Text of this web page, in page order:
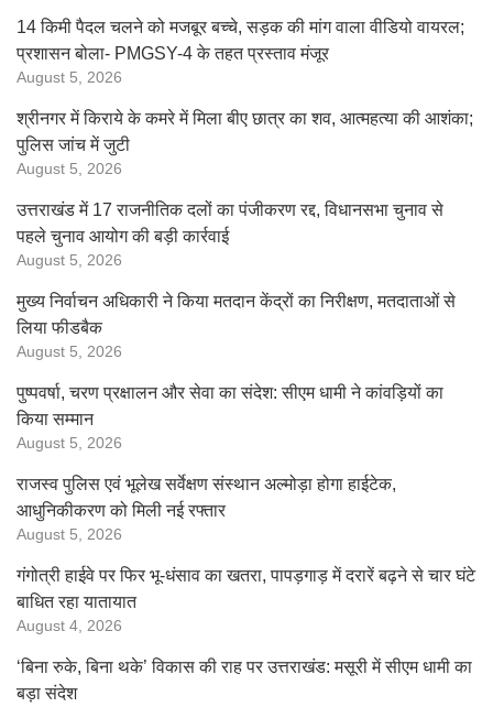
14 किमी पैदल चलने को मजबूर बच्चे, सड़क की मांग वाला वीडियो वायरल;
प्रशासन बोला- PMGSY-4 के तहत प्रस्ताव मंजूर
August 5, 2026
श्रीनगर में किराये के कमरे में मिला बीए छात्र का शव, आत्महत्या की आशंका;
पुलिस जांच में जुटी
August 5, 2026
उत्तराखंड में 17 राजनीतिक दलों का पंजीकरण रद्द, विधानसभा चुनाव से
पहले चुनाव आयोग की बड़ी कार्रवाई
August 5, 2026
मुख्य निर्वाचन अधिकारी ने किया मतदान केंद्रों का निरीक्षण, मतदाताओं से
लिया फीडबैक
August 5, 2026
पुष्पवर्षा, चरण प्रक्षालन और सेवा का संदेश: सीएम धामी ने कांवड़ियों का
किया सम्मान
August 5, 2026
राजस्व पुलिस एवं भूलेख सर्वेक्षण संस्थान अल्मोड़ा होगा हाईटेक,
आधुनिकीकरण को मिली नई रफ्तार
August 5, 2026
गंगोत्री हाईवे पर फिर भू-धंसाव का खतरा, पापड़गाड़ में दरारें बढ़ने से चार घंटे
बाधित रहा यातायात
August 4, 2026
‘बिना रुके, बिना थके’ विकास की राह पर उत्तराखंड: मसूरी में सीएम धामी का
बड़ा संदेश